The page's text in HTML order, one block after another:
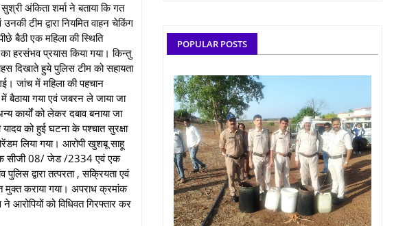
शर्मा ने बताया कि गत
टीम द्वारा नियमित वाहन चेकिंग
बैठी एक महिला की स्थिति
हरसंभव प्रयास किया गया। किन्तु
दिखाते हुये पुलिस टीम को सहायता
जांच में महिला की पहचान
बैठाया गया एवं जबरन ले जाया जा
कार्यों को लेकर दबाव बनाया जा
को हुई घटना के पश्चात सुरक्षा
लिया गया। आरोपी खुशबू साहू
सीजी 08/ जेड /2334 एवं एक
द्वारा तत्परता , सक्रियता एवं
मुक्त कराया गया। अपराध क्रमांक
को विधिवत गिरफ्तार कर
POPULAR POSTS